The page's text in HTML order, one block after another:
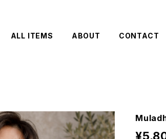
ALL ITEMS ABOUT CONTACT